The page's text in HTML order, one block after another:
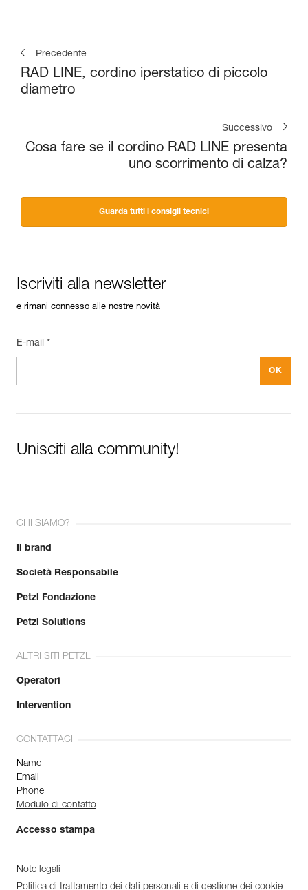
Precedente
RAD LINE, cordino iperstatico di piccolo
diametro
Successivo
Cosa fare se il cordino RAD LINE presenta
uno scorrimento di calza?
Guarda tutti i consigli tecnici
Iscriviti alla newsletter
e rimani connesso alle nostre novità
E-mail *
Unisciti alla community!
CHI SIAMO?
Il brand
Società Responsabile
Petzl Fondazione
Petzl Solutions
ALTRI SITI PETZL
Operatori
Intervention
CONTATTACI
Name
Email
Phone
Modulo di contatto
Accesso stampa
Note legali
Politica di trattamento dei dati personali e di gestione dei cookie